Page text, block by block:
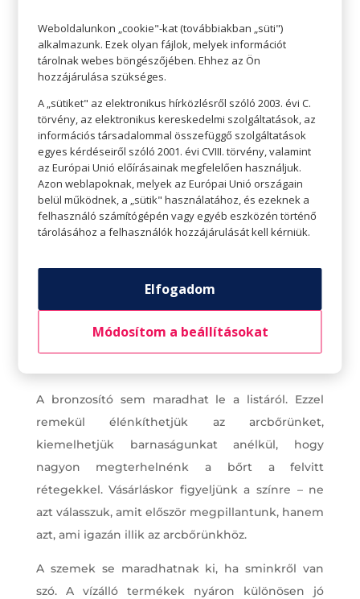
hidratáló krémet. Javítja a bőrhibákat, mint egy
jó alapozó, ugyanakkor hidratál és puhít is. Nem
olyan sűrű, mégis megfelelően elfedi a hibákat,
és még a naptól is véd. Egyértelműen a
kosarunkban a helye.
A bronzosító sem maradhat le a listáról. Ezzel
remekül élénkíthetjük az arcbőrünket,
kiemelhetjük barnaságunkat anélkül, hogy
nagyon megterhelnénk a bőrt a felvitt
rétegekkel. Vásárláskor figyeljünk a színre – ne
azt válasszuk, amit először megpillantunk, hanem
azt, ami igazán illik az arcbőrünkhöz.
A szemek se maradhatnak ki, ha sminkről van
szó. A vízálló termékek nyáron különösen jó
Weboldalunkon „cookie"-kat (továbbiakban „süti")
alkalmazunk. Ezek olyan fájlok, melyek információt
tárolnak webes böngészőjében. Ehhez az Ön
hozzájárulása szükséges.
A „sütiket" az elektronikus hírközlésről szóló 2003. évi C.
törvény, az elektronikus kereskedelmi szolgáltatások, az
információs társadalommal összefüggő szolgáltatások
egyes kérdéseiről szóló 2001. évi CVIII. törvény, valamint
az Európai Unió előírásainak megfelelően használjuk.
Azon weblapoknak, melyek az Európai Unió országain
belül működnek, a „sütik" használatához, és ezeknek a
felhasználó számítógépén vagy egyéb eszközén történő
tárolásához a felhasználók hozzájárulását kell kérniük.
Elfogadom
Módosítom a beállításokat